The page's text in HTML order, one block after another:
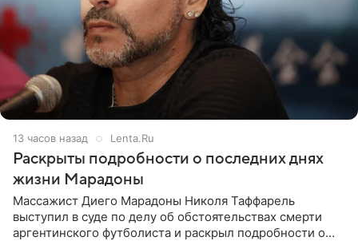
13 часов назад Lenta.Ru
Раскрыты подробности о последних днях
жизни Марадоны
Массажист Диего Марадоны Николя Таффарель
выступил в суде по делу об обстоятельствах смерти
аргентинского футболиста и раскрыл подробности о